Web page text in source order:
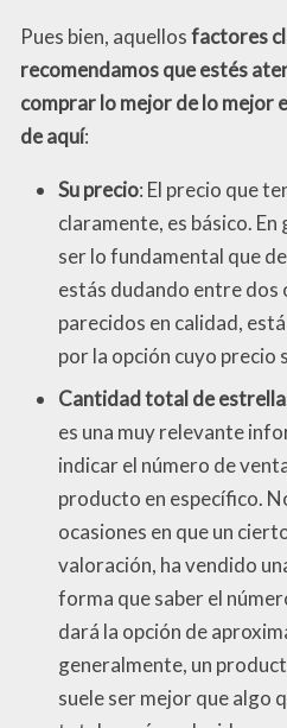
Pues bien, aquellosfactores
recomendamos que estés
comprar lo mejor de lo mejor
de aquí:
Su precio: El precio que
claramente, es básico.
ser lo fundamental que
estás dudando entre dos
parecidos en calidad,
por la opción cuyo precio
Cantidad total de
es una muy relevante
indicar el número de
producto en específico.
ocasiones en que un
valoración, ha vendido
forma que saber el
dará la opción de
generalmente, un
suele ser mejor que algo